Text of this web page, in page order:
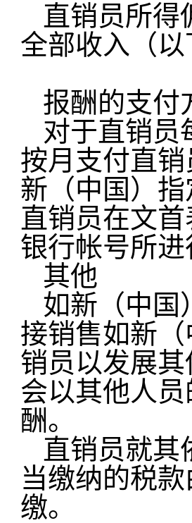
直销员所得
全部收入（
报酬的支付
对于直销员
按月支付直
新（中国）
直销员在文
银行帐号所
其他
如新（中国
接销售如新
销员以发展
会以其他人
酬。
直销员就其
当缴纳的税
缴。